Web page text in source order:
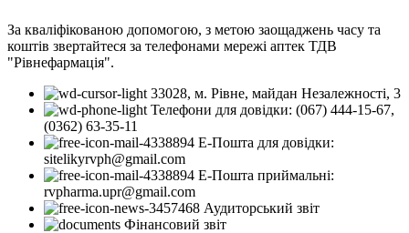
За кваліфікованою допомогою, з метою заощаджень часу та
коштів звертайтеся за телефонами мережі аптек ТДВ
"Рівнефармація".
33028, м. Рівне, майдан Незалежності, 3
Телефони для довідки: (067) 444-15-67,
(0362) 63-35-11
Е-Пошта для довідки:
sitelikyrvph@gmail.com
Е-Пошта приймальні:
rvpharma.upr@gmail.com
Аудиторський звіт
Фінансовий звіт